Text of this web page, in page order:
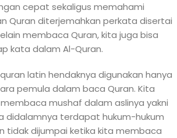
cepat sekaligus memahami
Quran diterjemahkan perkata disertai
membaca Quran, kita juga bisa
kata dalam Al-Quran.
latin hendaknya digunakan hanya
pemula dalam baca Quran. Kita
mushaf dalam aslinya yakni
didalamnya terdapat hukum-hukum
tidak dijumpai ketika kita membaca